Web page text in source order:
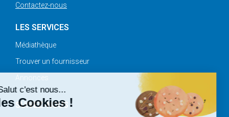
Contactez-nous
LES SERVICES
Médiathèque
Trouver un fournisseur
Annonces
SUIVEZ-NOUS
Salut c'est nous...
les Cookies !